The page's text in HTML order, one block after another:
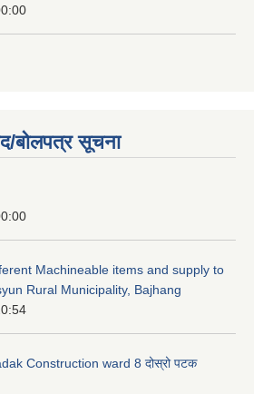
बोलपत्र सूचना
Machineable items and supply to
Rural Municipality, Bajhang
Construction ward 8 दोस्रो पटक